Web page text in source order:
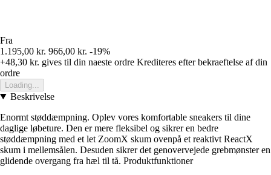
Fra
1.195,00 kr. 966,00 kr. -19%
+48,30 kr. gives til din naeste ordre Krediteres efter bekraeftelse af din
ordre
Loading...
Beskrivelse
Enormt støddæmpning. Oplev vores komfortable sneakers til dine
daglige løbeture. Den er mere fleksibel og sikrer en bedre
støddæmpning med et let ZoomX skum ovenpå et reaktivt ReactX
skum i mellemsålen. Desuden sikrer det genovervejede grebmønster en
glidende overgang fra hæl til tå. Produktfunktioner